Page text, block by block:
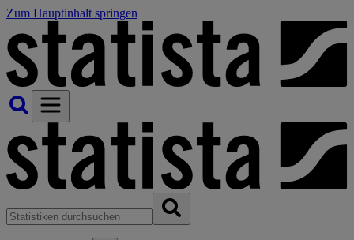
Zum Hauptinhalt springen